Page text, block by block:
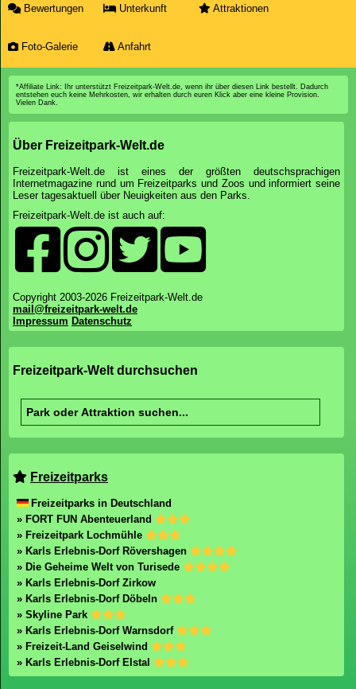
Bewertungen Unterkunft Attraktionen
Foto-Galerie Anfahrt
*Affiliate Link: Ihr unterstützt Freizeitpark-Welt.de, wenn ihr über diesen Link bestellt. Dadurch
entstehen euch keine Mehrkosten, wir erhalten durch euren Klick aber eine kleine Provision.
Vielen Dank.
Über Freizeitpark-Welt.de
Freizeitpark-Welt.de ist eines der größten deutschsprachigen
Internetmagazine rund um Freizeitparks und Zoos und informiert seine
Leser tagesaktuell über Neuigkeiten aus den Parks.
Freizeitpark-Welt.de ist auch auf:
Copyright 2003-2026 Freizeitpark-Welt.de
mail@freizeitpark-welt.de
Impressum Datenschutz
Freizeitpark-Welt durchsuchen
Freizeitparks
Freizeitparks in Deutschland
» FORT FUN Abenteuerland
» Freizeitpark Lochmühle
» Karls Erlebnis-Dorf Rövershagen
» Die Geheime Welt von Turisede
» Karls Erlebnis-Dorf Zirkow
» Karls Erlebnis-Dorf Döbeln
» Skyline Park
» Karls Erlebnis-Dorf Warnsdorf
» Freizeit-Land Geiselwind
» Karls Erlebnis-Dorf Elstal